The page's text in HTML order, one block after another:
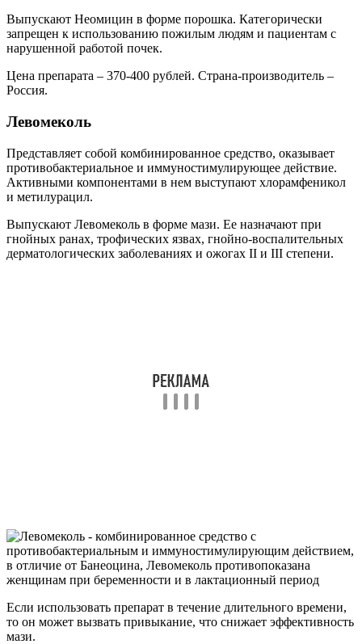
Выпускают Неомицин в форме порошка. Категорически
запрещен к использованию пожилым людям и пациентам с
нарушенной работой почек.
Цена препарата – 370-400 рублей. Страна-производитель –
Россия.
Левомеколь
Представляет собой комбинированное средство, оказывает
противобактериальное и иммуностимулирующее действие.
Активными компонентами в нем выступают хлорамфеникол
и метилурацил.
Выпускают Левомеколь в форме мази. Ее назначают при
гнойных ранах, трофических язвах, гнойно-воспалительных
дерматологических заболеваниях и ожогах II и III степени.
Если использовать препарат в течение длительного времени,
то он может вызвать привыкание, что снижает эффективность
мази.